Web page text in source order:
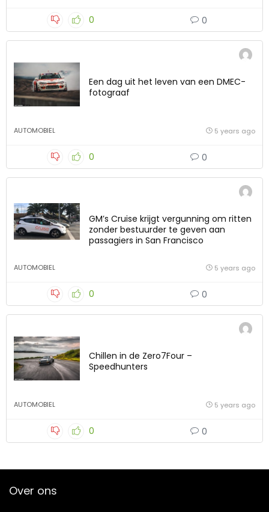
0 0
Een dag uit het leven van een DMEC-
fotograaf
AUTOMOBIEL 5 years ago
0 0
GM’s Cruise krijgt vergunning om ritten
zonder bestuurder te geven aan
passagiers in San Francisco
AUTOMOBIEL 5 years ago
0 0
Chillen in de Zero7Four –
Speedhunters
AUTOMOBIEL 5 years ago
0 0
Over ons